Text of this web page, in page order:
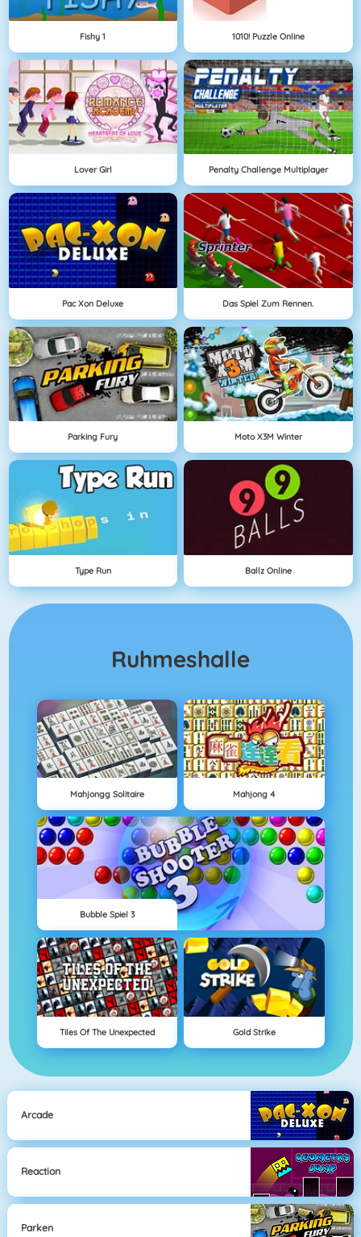
Fishy 1 1010! Puzzle Online
Lover Girl Penalty Challenge Multiplayer
Pac Xon Deluxe Das Spiel Zum Rennen.
Parking Fury Moto X3M Winter
Type Run Ballz Online
Ruhmeshalle
Mahjongg Solitaire Mahjong 4
Bubble Spiel 3
Tiles Of The Unexpected Gold Strike
Arcade
Reaction
Parken